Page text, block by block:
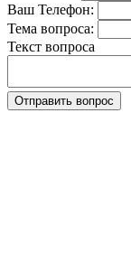
Ваш Телефон:
Тема вопроса:
Текст вопроса